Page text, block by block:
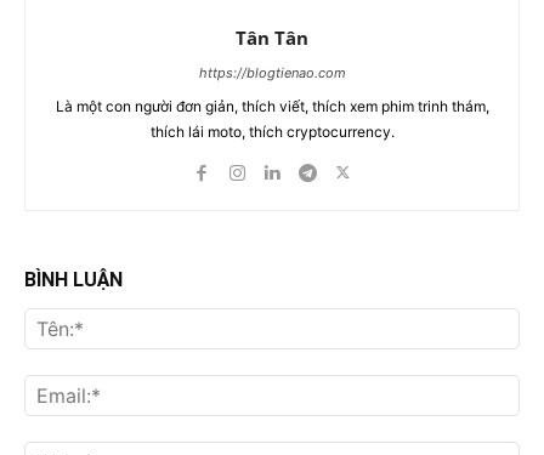
Tân Tân
https://blogtienao.com
Là một con người đơn giản, thích viết, thích xem phim trinh thám,
thích lái moto, thích cryptocurrency.
BÌNH LUẬN